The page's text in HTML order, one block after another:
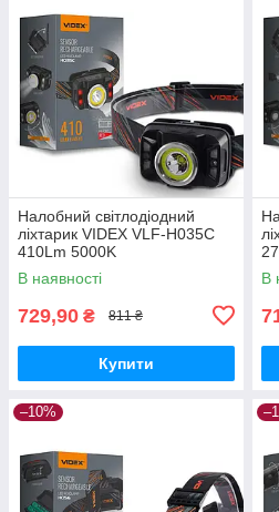
Налобний світлодіодний
ліхтарик VIDEX VLF-H035C
410Lm 5000K
В наявності
729,90 ₴ 811 ₴
Купити
В
–10%